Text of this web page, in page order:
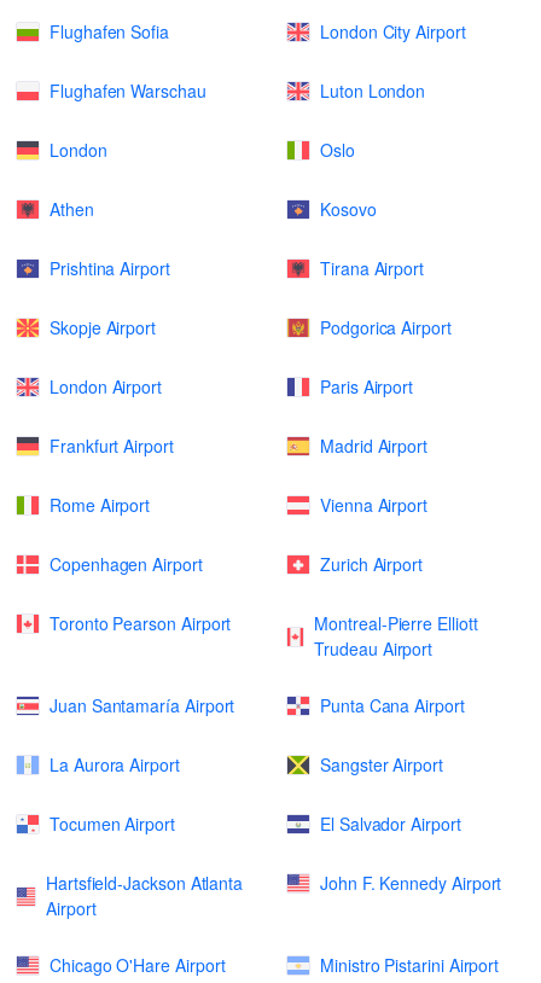
Flughafen Sofia London City Airport
Flughafen Warschau Luton London
London Oslo
Athen Kosovo
Prishtina Airport Tirana Airport
Skopje Airport Podgorica Airport
London Airport Paris Airport
Frankfurt Airport Madrid Airport
Rome Airport Vienna Airport
Copenhagen Airport Zurich Airport
Toronto Pearson Airport
Montreal-Pierre Elliott
Trudeau Airport
Juan Santamaría Airport Punta Cana Airport
La Aurora Airport Sangster Airport
Tocumen Airport El Salvador Airport
Hartsfield-Jackson Atlanta
Airport
John F. Kennedy Airport
Chicago O'Hare Airport Ministro Pistarini Airport